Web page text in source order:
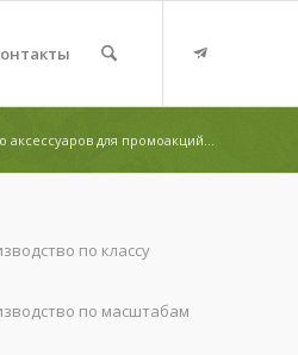
аксессуаров для промоакций...
по классу
по масштабам